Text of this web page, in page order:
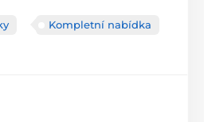
Kompletní nabídka